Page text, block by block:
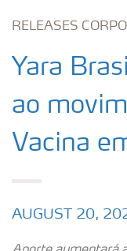
RELEASES
Yara
ao
Vacina
AUGUST 20,